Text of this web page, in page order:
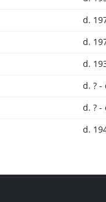
d.
d.
d.
d. ? -
d. ? -
d.